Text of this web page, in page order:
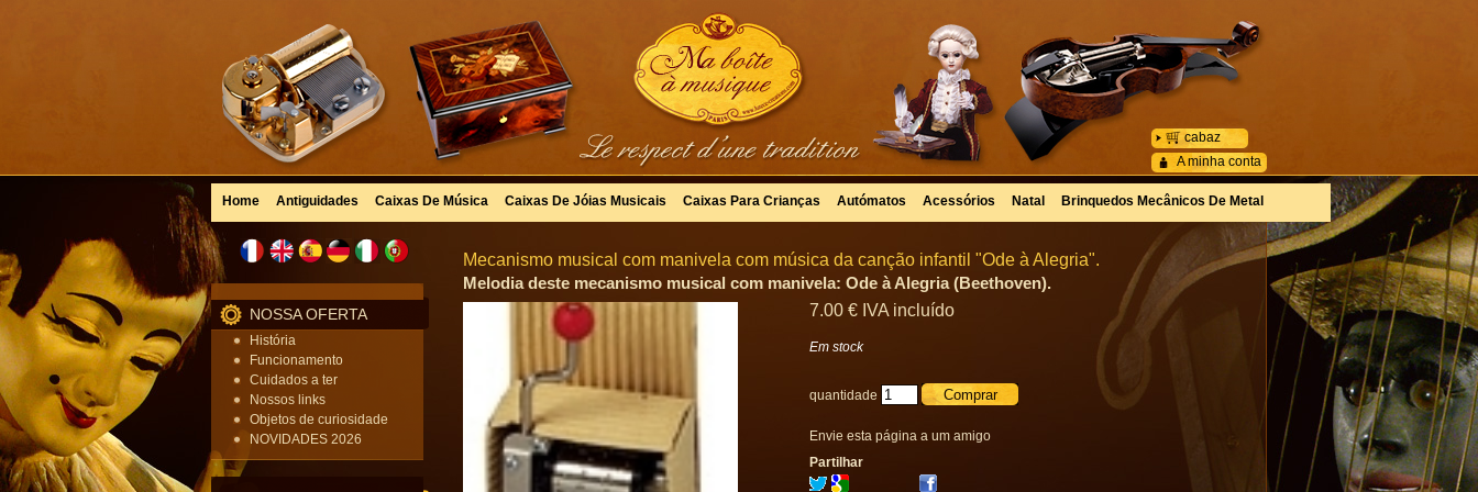
A minha conta
cabaz
Home Antiguidades Caixas De Música Caixas De Jóias Musicais Caixas Para Crianças Autómatos Acessórios Natal Brinquedos Mecânicos De Metal
NOSSA OFERTA
História
Funcionamento
Cuidados a ter
Nossos links
Objetos de curiosidade
NOVIDADES 2026
Mecanismo musical com manivela com música da canção infantil "Ode à Alegria".
Melodia deste mecanismo musical com manivela: Ode à Alegria (Beethoven).
7.00 € IVA incluído
Em stock
quantidade
Envie esta página a um amigo
Partilhar